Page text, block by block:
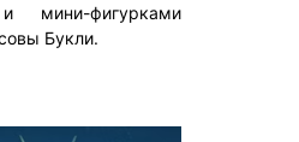
мини-фигурками
Букли.